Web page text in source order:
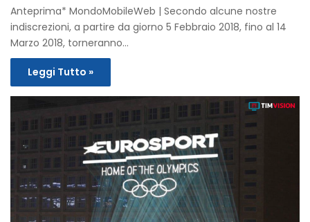
Anteprima* MondoMobileWeb | Secondo alcune nostre
indiscrezioni, a partire da giorno 5 Febbraio 2018, fino al 14
Marzo 2018, torneranno…
Leggi Tutto »